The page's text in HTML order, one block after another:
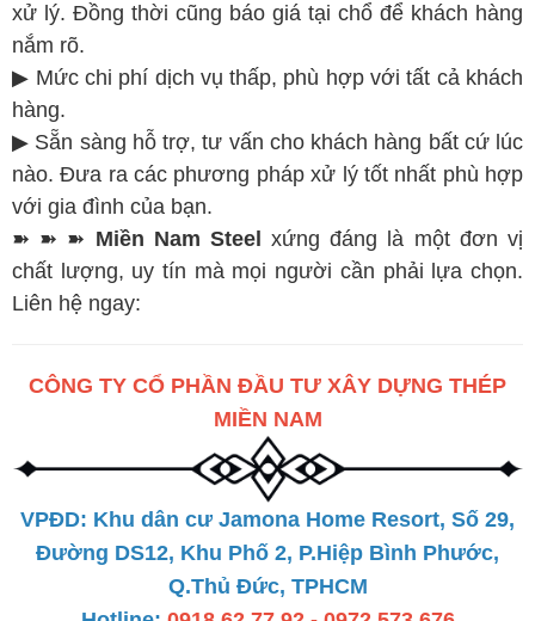
xử lý. Đồng thời cũng báo giá tại chổ để khách hàng
nắm rõ.
▶ Mức chi phí dịch vụ thấp, phù hợp với tất cả khách
hàng.
▶ Sẵn sàng hỗ trợ, tư vấn cho khách hàng bất cứ lúc
nào. Đưa ra các phương pháp xử lý tốt nhất phù hợp
với gia đình của bạn.
➽ ➽ ➽ Miền Nam Steelxứng đáng là một đơn vị
chất lượng, uy tín mà mọi người cần phải lựa chọn.
Liên hệ ngay:
CÔNG TY CỔ PHẦN ĐẦU TƯ XÂY DỰNG THÉP
MIỀN NAM
VPĐD: Khu dân cư Jamona Home Resort, Số 29,
Đường DS12, Khu Phố 2, P.Hiệp Bình Phước,
Q.Thủ Đức, TPHCM